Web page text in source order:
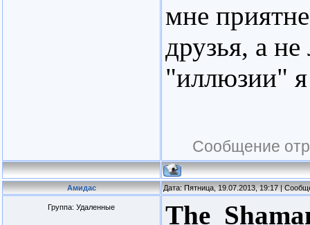
мне
друзья, а
"иллюзии" я
Сообщение
Амидас Дата: Пятница, 19.07.2013, 19:17 |
Группа: Удаленные